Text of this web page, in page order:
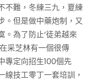
不難，冬練三九，夏練
。但是做中藥炮制，又
。為了防止‘徒弟越來
采芝林有一個很傳
專定向招生100個先
線技工零丁一套培訓，